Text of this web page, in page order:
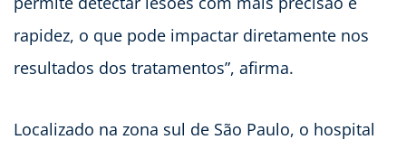
rapidez, o que pode impactar diretamente nos
resultados dos tratamentos”, afirma.
Localizado na zona sul de São Paulo, o hospital